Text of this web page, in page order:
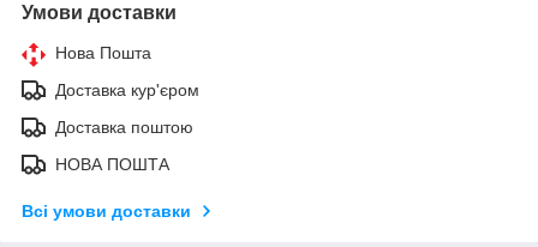
Умови доставки
Нова Пошта
Доставка кур'єром
Доставка поштою
НОВА ПОШТА
Всі умови доставки